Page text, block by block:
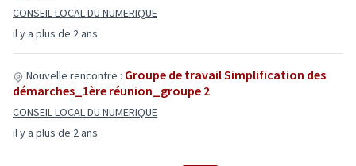
il y a plus de 2 ans
CONSEIL LOCAL DU NUMERIQUE
il y a plus de 2 ans
Nouvelle rencontre : Groupe de travail Simplification des
démarches_1ère réunion_groupe 2
CONSEIL LOCAL DU NUMERIQUE